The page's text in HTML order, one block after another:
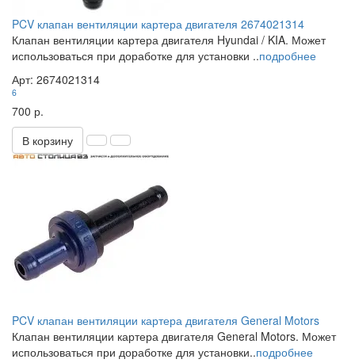
PCV клапан вентиляции картера двигателя 2674021314
Клапан вентиляции картера двигателя Hyundai / KIA. Может
использоваться при доработке для установки ..подробнее
Арт: 2674021314
6
700 р.
В корзину
PCV клапан вентиляции картера двигателя General Motors
Клапан вентиляции картера двигателя General Motors. Может
использоваться при доработке для установки..подробнее